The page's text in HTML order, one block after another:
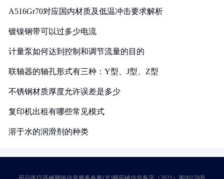
A516Gr70对应国内材质及低温冲击要求解析
镀镍钢带可以过多少电流
计量泵如何达到控制和调节流量的目的
联轴器的轴孔形式有三种：Y型、J型、Z型
不锈钢材质厚度允许误差是多少
复印机出租有哪些常见模式
溶于水的润滑剂的种类